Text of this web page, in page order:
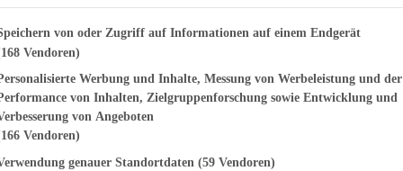
Suppe –
finden Sie eine Liste der Zwecke des IAB Transparency and
von oder Zugriff auf Informationen auf einem Endgerät
Vendoren)
Werbung und Inhalte, Messung von Werbeleistung und der
von Inhalten, Zielgruppenforschung sowie Entwicklung und
von Angeboten
Vendoren)
genauer Standortdaten (59 Vendoren)